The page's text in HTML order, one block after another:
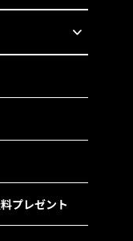
プレゼント